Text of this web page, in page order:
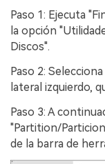
Paso 1: Ejecuta
la opción
Discos".
Paso 2:
lateral izquierdo,
Paso 3: A
"Partition/
de la barra de